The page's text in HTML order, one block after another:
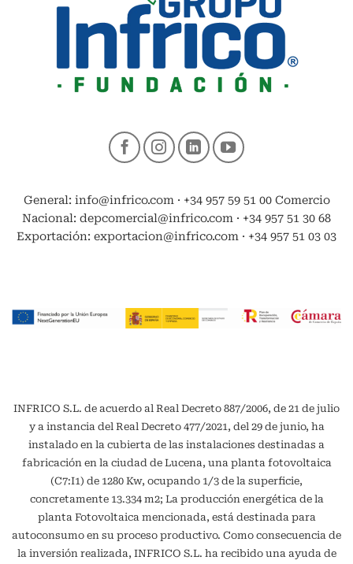
General: info@infrico.com · +34 957 59 51 00 Comercio
Nacional: depcomercial@infrico.com · +34 957 51 30 68
Exportación: exportacion@infrico.com · +34 957 51 03 03
INFRICO S.L. de acuerdo al Real Decreto 887/2006, de 21 de julio
y a instancia del Real Decreto 477/2021, del 29 de junio, ha
instalado en la cubierta de las instalaciones destinadas a
fabricación en la ciudad de Lucena, una planta fotovoltaica
(C7:I1) de 1280 Kw, ocupando 1/3 de la superficie,
concretamente 13.334 m2; La producción energética de la
planta Fotovoltaica mencionada, está destinada para
autoconsumo en su proceso productivo. Como consecuencia de
la inversión realizada, INFRICO S.L. ha recibido una ayuda de